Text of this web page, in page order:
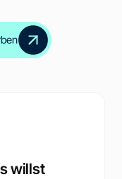
willst